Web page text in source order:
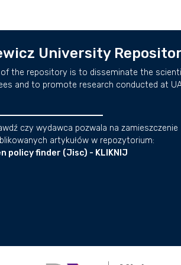
University
the repository is to disseminate the
and to promote research conducted at
czy wydawca pozwala na zamieszczenie
artykułów w repozytorium:
policy finder (Jisc) - KLIKNIJ